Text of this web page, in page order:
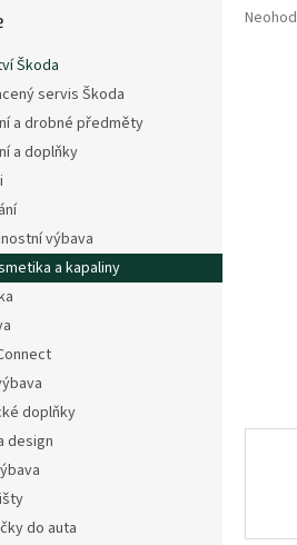
Škoda
servis Škoda
a drobné předměty
a doplňky
výbava
a kapaliny
doplňky
design
do auta